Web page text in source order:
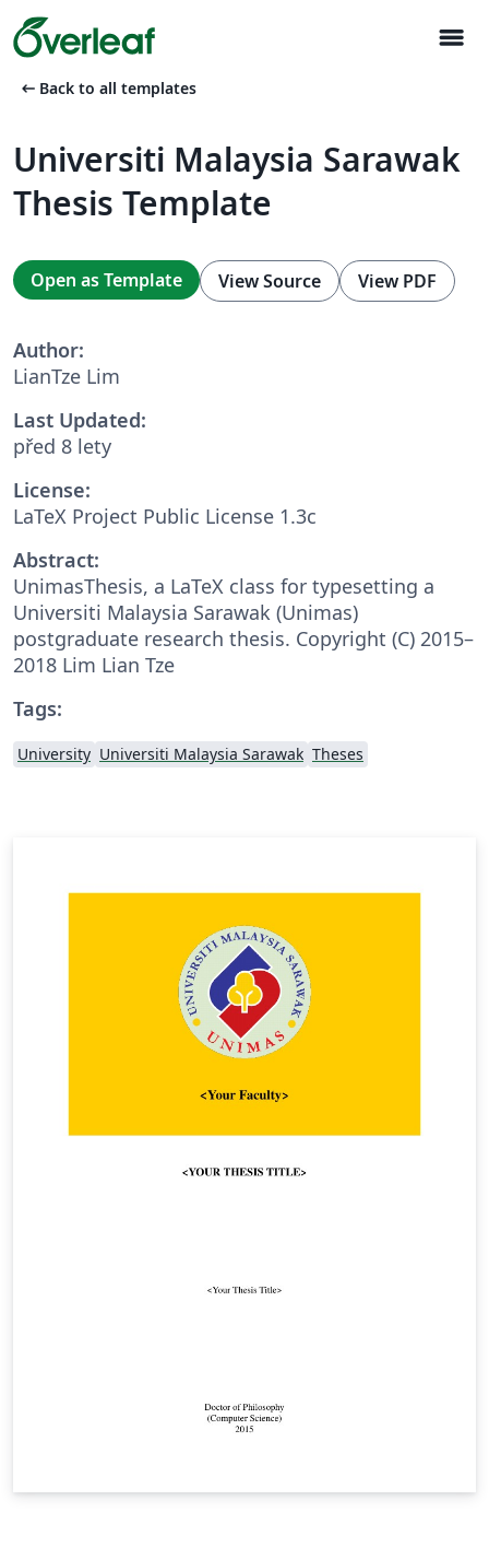
menu
arrow_left_alt Back to all templates
Universiti Malaysia Sarawak
Thesis Template
Open as Template View Source View PDF
Author:
LianTze Lim
Last Updated:
před 8 lety
License:
LaTeX Project Public License 1.3c
Abstract:
UnimasThesis, a LaTeX class for typesetting a
Universiti Malaysia Sarawak (Unimas)
postgraduate research thesis. Copyright (C) 2015–
2018 Lim Lian Tze
Tags:
University Universiti Malaysia Sarawak Theses